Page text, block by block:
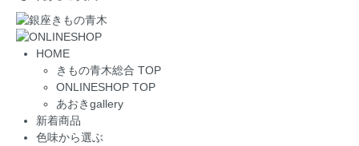
HOME
きもの青木総合 TOP
ONLINESHOP TOP
あおきgallery
新着商品
色味から選ぶ